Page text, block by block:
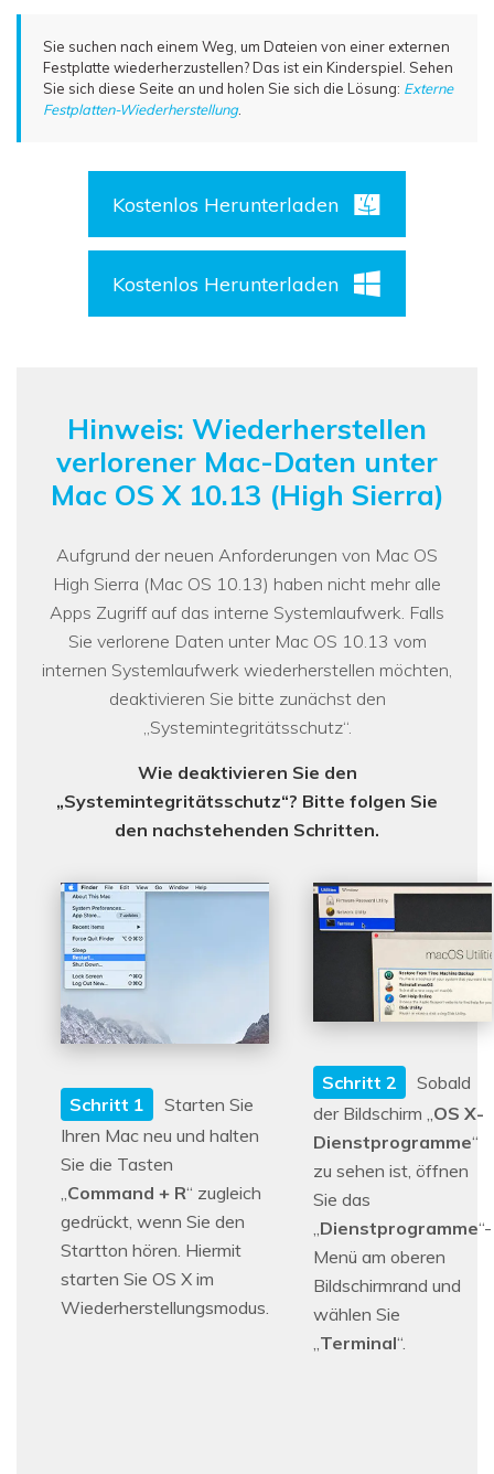
Sie suchen nach einem Weg, um Dateien von einer externen
Festplatte wiederherzustellen? Das ist ein Kinderspiel. Sehen
Sie sich diese Seite an und holen Sie sich die Lösung: Externe
Festplatten-Wiederherstellung.
Kostenlos Herunterladen
Kostenlos Herunterladen
Hinweis: Wiederherstellen
verlorener Mac-Daten unter
Mac OS X 10.13 (High Sierra)
Aufgrund der neuen Anforderungen von Mac OS
High Sierra (Mac OS 10.13) haben nicht mehr alle
Apps Zugriff auf das interne Systemlaufwerk. Falls
Sie verlorene Daten unter Mac OS 10.13 vom
internen Systemlaufwerk wiederherstellen möchten,
deaktivieren Sie bitte zunächst den
„Systemintegritätsschutz“.
Wie deaktivieren Sie den
„Systemintegritätsschutz“? Bitte folgen Sie
den nachstehenden Schritten.
Schritt 1
Starten Sie
Ihren Mac neu und halten
Sie die Tasten
„Command + R“ zugleich
gedrückt, wenn Sie den
Startton hören. Hiermit
starten Sie OS X im
Wiederherstellungsmodus.
Schritt 2
Sobald
der Bildschirm „ OS X-
Dienstprogramme“
zu sehen ist, öffnen
Sie das
Dienstprogramme“-
Menü am oberen
Bildschirmrand und
wählen Sie
Terminal“.